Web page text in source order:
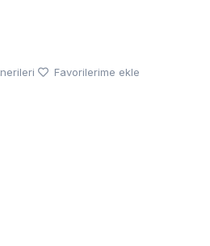
Favorilerime ekle